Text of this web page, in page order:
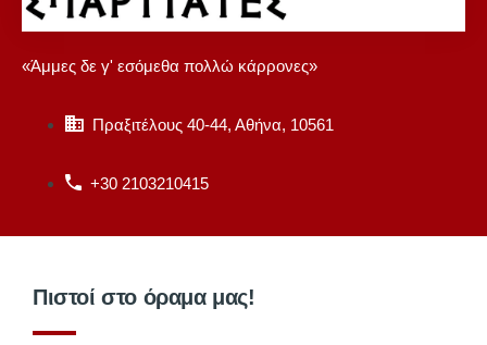
«Άμμες δε γ' εσόμεθα πολλώ κάρρονες»
Πραξιτέλους 40-44, Αθήνα, 10561
+30 2103210415
Πιστοί στο όραμα μας!